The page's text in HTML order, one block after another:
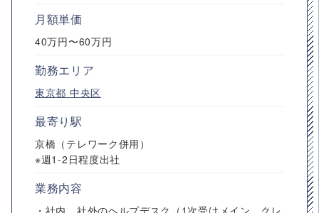
月額単価
40万円〜60万円
勤務エリア
東京都 中央区
最寄り駅
京橋（テレワーク併用）
※週1-2日程度出社
業務内容
・社内、社外のヘルプデスク（1次受けメイン、クレ